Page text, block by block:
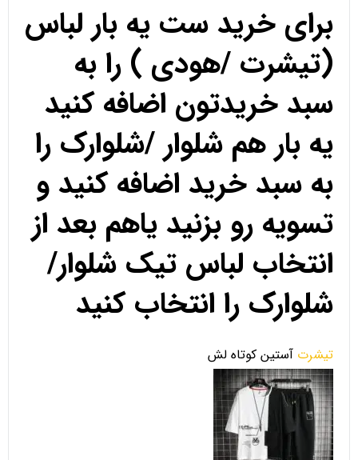
برای خرید ست یه بار لباس
(تیشرت /هودی ) را به
سبد خریدتون اضافه کنید
یه بار هم شلوار /شلوارک را
به سبد خرید اضافه کنید و
تسویه رو بزنید یاهم بعد از
انتخاب لباس تیک شلوار/
شلوارک را انتخاب کنید
تیشرت آستین کوتاه لش